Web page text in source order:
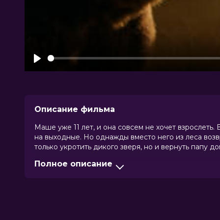
Play
Описание фильма
Маше уже 11 лет, и она совсем не хочет
на выходные. Но однажды вместо него из леса
только укротить дикого зверя, но и вернуть папу
Оценка 8.1 / 10 (206 613 голоса)
Полное описание